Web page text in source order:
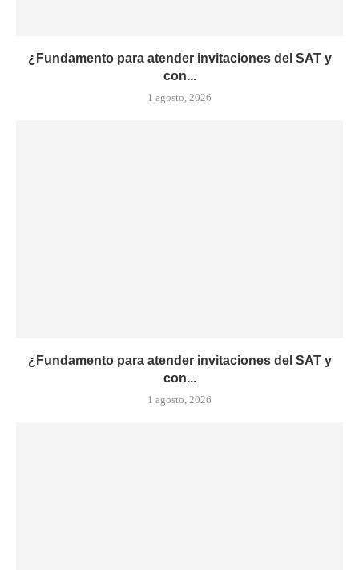
¿Fundamento para atender invitaciones del SAT y
con...
1 agosto, 2026
¿Fundamento para atender invitaciones del SAT y
con...
1 agosto, 2026